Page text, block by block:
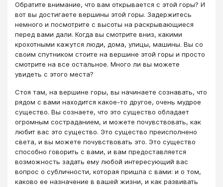
Обратите внимание, что вам открывается с этой горы? И
вот вы достигаете вершины этой горы. Задержитесь
немного и посмотрите с высоты на раскрывающиеся
перед вами дали. Когда вы смотрите вниз, какими
крохотными кажутся люди, дома, улицы, машины. Вы со
своим спутником стоите на вершине этой горы и просто
смотрите на все остальное. Много ли вы можете
увидеть с этого места?
Стоя там, на вершине горы, вы начинаете сознавать, что
рядом с вами находится какое-то другое, очень мудрое
существо. Вы сознаете, что это существо обладает
огромным состраданием, и можете почувствовать, как
любит вас это существо. Это существо преисполнено
света, и вы можете почувствовать это. Это существо
способно говорить с вами, и вам предоставляется
возможность задать ему любой интересующий вас
вопрос о субличности, которая пришла с вами: и о том,
каково ее назначение в вашей жизни, и как развивать